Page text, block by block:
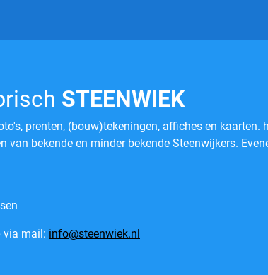
STEENWIEK
prenten, (bouw)tekeningen, affiches en
van bekende en minder bekende Steenwijkers.
via mail: info@steenwiek.nl